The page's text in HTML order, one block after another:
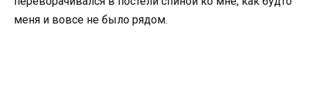
меня и вовсе не было рядом.